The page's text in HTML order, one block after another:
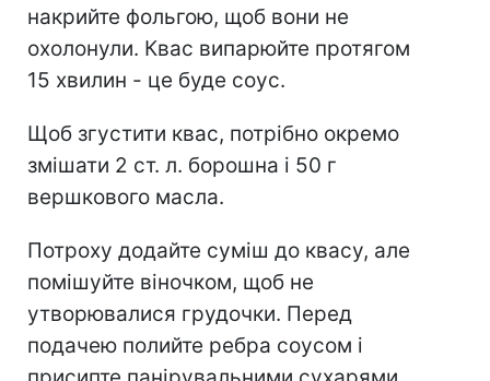
накрийте фольгою, щоб вони не
охолонули. Квас випарюйте протягом
15 хвилин - це буде соус.
Щоб згустити квас, потрібно окремо
змішати 2 ст. л. борошна і 50 г
вершкового масла.
Потроху додайте суміш до квасу, але
помішуйте віночком, щоб не
утворювалися грудочки. Перед
подачею полийте ребра соусом і